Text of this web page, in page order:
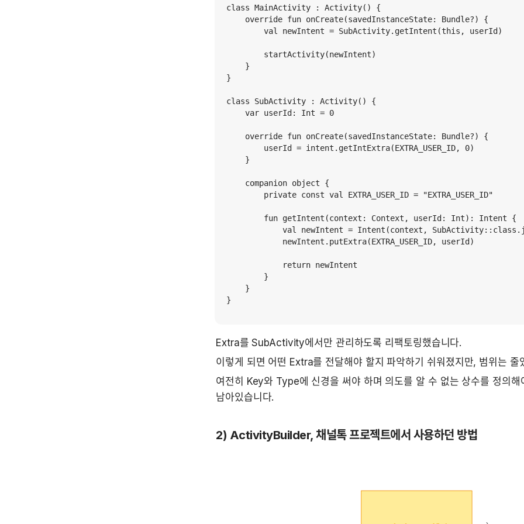
class MainActivity : Activity() {
    override fun onCreate(savedInstanceState: Bundle?) {
        val newIntent = SubActivity.getIntent(this, userId)
        startActivity(newIntent)
    }
}
class SubActivity : Activity() {
    var userId: Int = 0
    override fun onCreate(savedInstanceState: Bundle?) {
        userId = intent.getIntExtra(EXTRA_USER_ID, 0)
    }
    companion object {
        private const val EXTRA_USER_ID = "EXTRA_USER_ID"
        fun getIntent(context: Context, userId: Int): Intent {
val newIntent = Intent(context,
            newIntent.putExtra(EXTRA_USER_ID, userId)
            return newIntent
        }
    }
}
Extra를 SubActivity에서만 관리하도록 리팩토링했습니다.
이렇게 되면 어떤 Extra를 전달해야 할지 파악하기 쉬워졌지만, 범위는 줄
여전히 Key와 Type에 신경을 써야 하며 의도를 알 수 없는 상수를 정의해
남아있습니다.
2) ActivityBuilder, 채널톡 프로젝트에서 사용하던 방법